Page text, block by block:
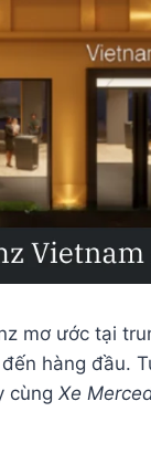
mơ ước tại
hàng đầu.
cùng Xe